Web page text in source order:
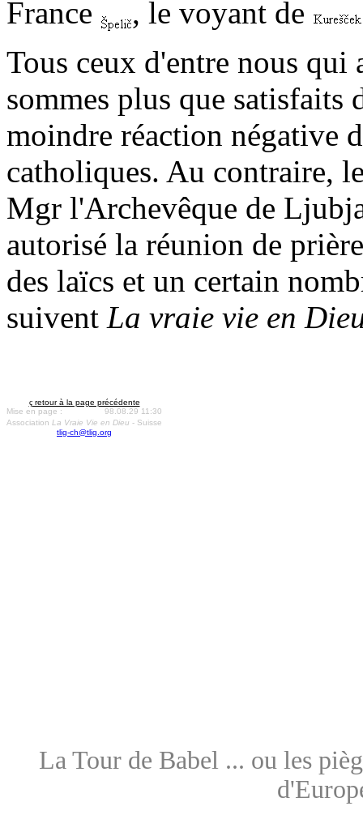
France , le voyant de
Tous ceux d'entre nous qui
sommes plus que
moindre réaction négative
catholiques. Au contraire,
Mgr l'Archevêque de
autorisé la réunion de
des laïcs et un certain
suivent La vraie vie en
çretour à la page précédente
Mise en page :
98.08.29 11:30
Association La Vraie Vie en Dieu - Suisse
tlig-ch@tlig.org
La Tour de Babel ... ou les